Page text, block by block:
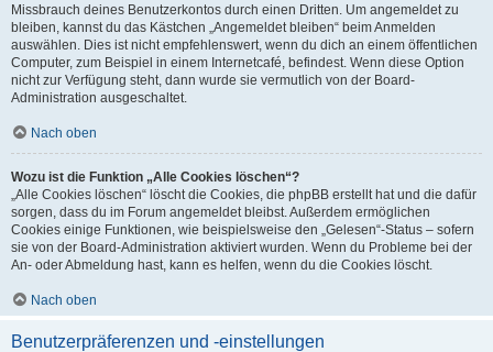
Missbrauch deines Benutzerkontos durch einen Dritten. Um angemeldet zu
bleiben, kannst du das Kästchen „Angemeldet bleiben“ beim Anmelden
auswählen. Dies ist nicht empfehlenswert, wenn du dich an einem öffentlichen
Computer, zum Beispiel in einem Internetcafé, befindest. Wenn diese Option
nicht zur Verfügung steht, dann wurde sie vermutlich von der Board-
Administration ausgeschaltet.
Nach oben
Wozu ist die Funktion „Alle Cookies löschen“?
„Alle Cookies löschen“ löscht die Cookies, die phpBB erstellt hat und die dafür
sorgen, dass du im Forum angemeldet bleibst. Außerdem ermöglichen
Cookies einige Funktionen, wie beispielsweise den „Gelesen“-Status – sofern
sie von der Board-Administration aktiviert wurden. Wenn du Probleme bei der
An- oder Abmeldung hast, kann es helfen, wenn du die Cookies löscht.
Nach oben
Benutzerpräferenzen und -einstellungen